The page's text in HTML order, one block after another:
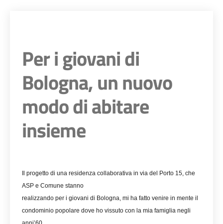
Per i giovani di
Bologna, un nuovo
modo di abitare
insieme
Il progetto di una residenza collaborativa in via del Porto 15, che
ASP e Comune stanno
realizzando per i giovani di Bologna, mi ha fatto venire in mente il
condominio popolare dove ho vissuto con la mia famiglia negli